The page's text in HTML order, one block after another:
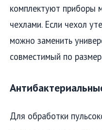
комплектуют приборы
чехлами. Если чехол
можно заменить
совместимый по
Для обработки